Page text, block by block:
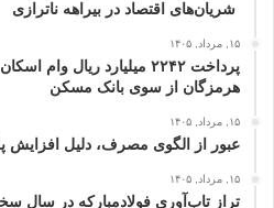
شریان‌های اقتصاد در بیراهه ناترازی
۱۵, مرداد, ۱۴۰۵
پرداخت ۲۲۴۲ میلیارد ریال
هرمزگان از سوی بانک مسکن
۱۵, مرداد, ۱۴۰۵
عبور از الگوی مصرف، دلیل افزایش
۱۵, مرداد, ۱۴۰۵
تراز تاب‌آوری فولادمبارکه در سال سخت